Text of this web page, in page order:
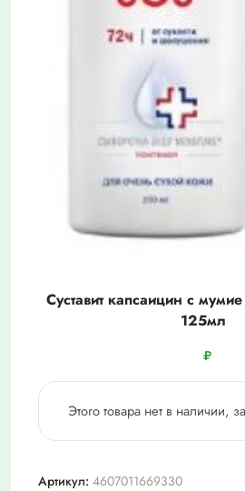
Суставит капсаицин с
125мл
₽
Этого товара нет в наличии,
Артикул: 4607011669330